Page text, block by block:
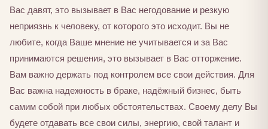
Вас давят, это вызывает в Вас негодование и резкую
неприязнь к человеку, от которого это исходит. Вы не
любите, когда Ваше мнение не учитывается и за Вас
принимаются решения, это вызывает в Вас отторжение.
Вам важно держать под контролем все свои действия. Для
Вас важна надежность в браке, надёжный бизнес, быть
самим собой при любых обстоятельствах. Своему делу Вы
будете отдавать все свои силы, энергию, свой талант и